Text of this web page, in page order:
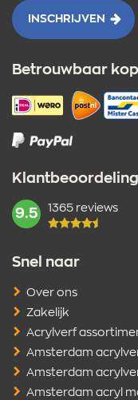
INSCHRIJVEN
Betrouwbaar
mark:
9.5 1365 reviews
Snel naar
Over ons
Zakelijk
Acrylverf
Amsterdam
Amsterdam
Amsterdam acryl